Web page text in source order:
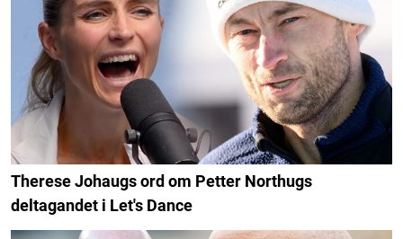
Therese Johaugs ord om Petter Northugs
deltagandet i Let's Dance